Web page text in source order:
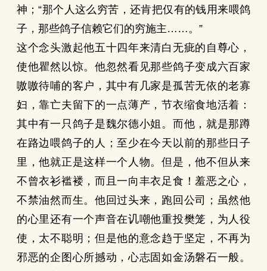
神；“那个人这么穷苦，还肯把仅有的钱用来喂鸽
子，那些鸽子信赖它们的穷施主……。”
这个念头激起他五十四年来清白无疵的自尊心，
使他瞿然以惊。他忽然看见那些鸽子变成六百家
嗷嗷待哺的客户，其中有几家是孤苦无依的老寡
妇，靠亡夫留下的一点薄产，节衣缩食地活着：
其中有一只鸽子是魏尔德小姐。而他，就是那蹲
在路边喂鸽子的人；至少在今天以前的那些日子
里，他就正是这样一个人物。但是，他不但从来
不曾衣衫褴褛，而且一向丰衣足食！羞恶之心，
不禁油然而生。他回过头来，跑回公司；虽然他
的心里还有一个声音在讥嘲他重投樊笼，为人役
使，太不聪明；但是他的意念趋于坚定，不再为
邪恶的企图心所撼动，心志固如金汤磐石一般。